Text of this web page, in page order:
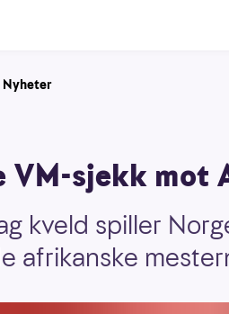
Nyheter
VM-sjekk mot
kveld spiller
afrikanske